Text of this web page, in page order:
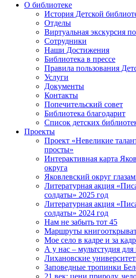
О библиотеке
История Детской
Отделы
Виртуальная экскурсия
Сотрудники
Наши Достижения
Библиотека в прессе
Правила пользования
Услуги
Документы
Контакты
Попечительский совет
Библиотека благодарит
Список детских
Проекты
Проект «Невеликие
просты»
Интерактивная карта
округа
Яковлевский округ
Литературная акция
солдаты» 2025 год
Литературная акция
солдаты» 2024 год
Нам не забыть тот 45
Маршруты
Мое село в кадре и за
А у нас – мультстудия для
Лихановские
Заповедные тропинки
21 век: цени природу,